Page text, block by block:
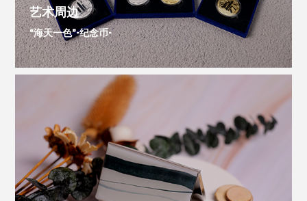
艺术周边
“海天一色”-纪念币-